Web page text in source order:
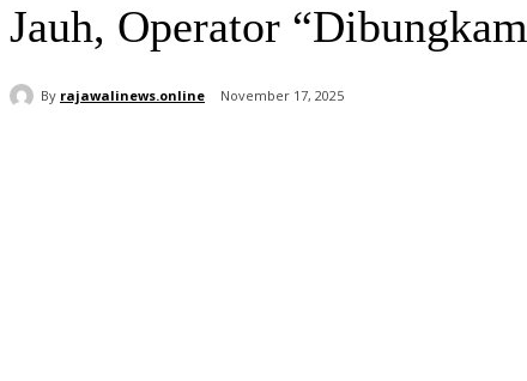
Jauh, Operator “Dibungkam
By rajawalinews.online November 17, 2025